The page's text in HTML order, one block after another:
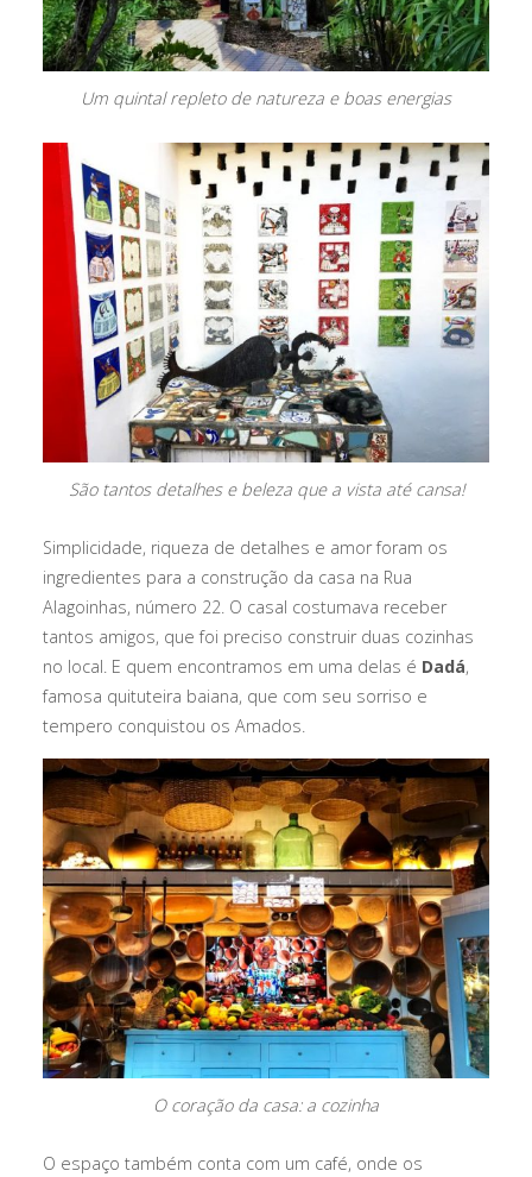
Um quintal repleto de natureza e boas energias
São tantos detalhes e beleza que a vista até cansa!
Simplicidade, riqueza de detalhes e amor foram os
ingredientes para a construção da casa na Rua
Alagoinhas, número 22. O casal costumava receber
tantos amigos, que foi preciso construir duas cozinhas
no local. E quem encontramos em uma delas é Dadá,
famosa quituteira baiana, que com seu sorriso e
tempero conquistou os Amados.
O coração da casa: a cozinha
O espaço também conta com um café, onde os